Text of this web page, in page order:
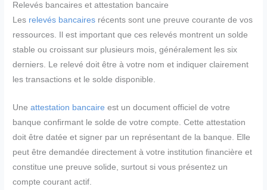
Relevés bancaires et attestation bancaire
Les relevés bancaires récents sont une preuve courante de vos
ressources. Il est important que ces relevés montrent un solde
stable ou croissant sur plusieurs mois, généralement les six
derniers. Le relevé doit être à votre nom et indiquer clairement
les transactions et le solde disponible.
Uneattestation bancaire est un document officiel de votre
banque confirmant le solde de votre compte. Cette attestation
doit être datée et signer par un représentant de la banque. Elle
peut être demandée directement à votre institution financière et
constitue une preuve solide, surtout si vous présentez un
compte courant actif.